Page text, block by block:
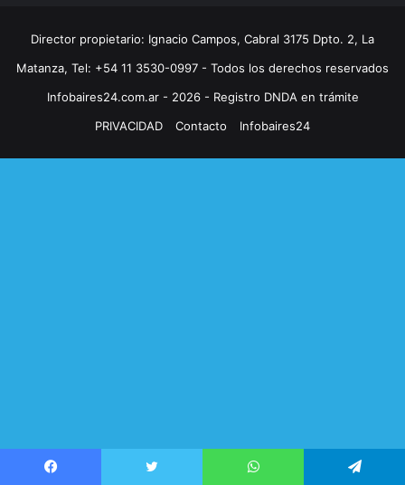
Director propietario: Ignacio Campos, Cabral 3175 Dpto. 2, La
Matanza, Tel: +54 11 3530-0997 - Todos los derechos reservados
Infobaires24.com.ar - 2026 - Registro DNDA en trámite
PRIVACIDAD
Contacto Infobaires24